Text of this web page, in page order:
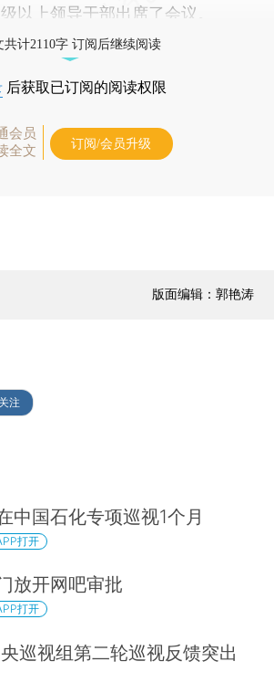
以上领导干部出席了会议。
共计2110字 订阅后继续阅读
后获取已订阅的阅读权限
会员
全文
订阅/会员升级
版面编辑：郭艳涛
注
中国石化专项巡视1个月
打开
放开网吧审批
打开
巡视组第二轮巡视反馈突出